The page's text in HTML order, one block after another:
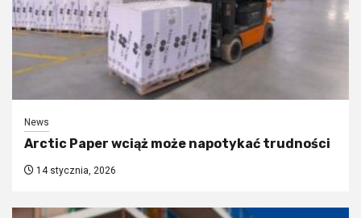
News
Arctic Paper wciąż może napotykać trudności
14 stycznia, 2026